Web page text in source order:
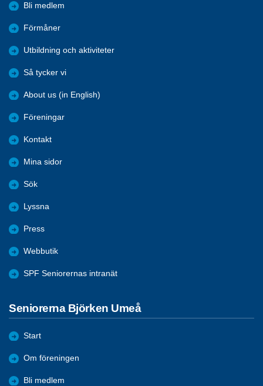
Bli medlem
Förmåner
Utbildning och aktiviteter
Så tycker vi
About us (in English)
Föreningar
Kontakt
Mina sidor
Sök
Lyssna
Press
Webbutik
SPF Seniorernas intranät
Seniorerna Björken Umeå
Start
Om föreningen
Bli medlem